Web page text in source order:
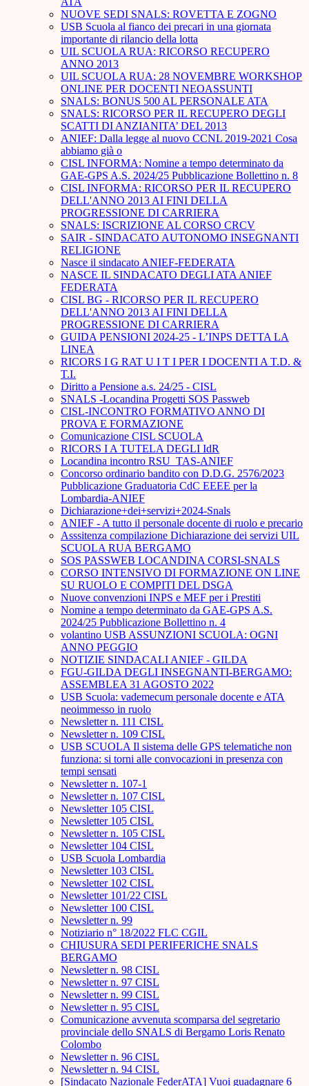
NUOVE SEDI SNALS: ROVETTA E ZOGNO
USB Scuola al fianco dei precari in una giornata
importante di rilancio della lotta
UIL SCUOLA RUA: RICORSO RECUPERO
ANNO 2013
UIL SCUOLA RUA: 28 NOVEMBRE WORKSHOP
ONLINE PER DOCENTI NEOASSUNTI
SNALS: BONUS 500 AL PERSONALE ATA
SNALS: RICORSO PER IL RECUPERO DEGLI
SCATTI DI ANZIANITA’ DEL 2013
ANIEF: Dalla legge al nuovo CCNL 2019-2021 Cosa
abbiamo già o
CISL INFORMA: Nomine a tempo determinato da
GAE-GPS A.S. 2024/25 Pubblicazione Bollettino n. 8
CISL INFORMA: RICORSO PER IL RECUPERO
DELL'ANNO 2013 AI FINI DELLA
PROGRESSIONE DI CARRIERA
SNALS: ISCRIZIONE AL CORSO CRCV
SAIR - SINDACATO AUTONOMO INSEGNANTI
RELIGIONE
Nasce il sindacato ANIEF-FEDERATA
NASCE IL SINDACATO DEGLI ATA ANIEF
FEDERATA
CISL BG - RICORSO PER IL RECUPERO
DELL'ANNO 2013 AI FINI DELLA
PROGRESSIONE DI CARRIERA
GUIDA PENSIONI 2024-25 - L’INPS DETTA LA
LINEA
RICORS I G RAT U I T I PER I DOCENTI A T.D. &
T.I.
Diritto a Pensione a.s. 24/25 - CISL
SNALS -Locandina Progetti SOS Passweb
CISL-INCONTRO FORMATIVO ANNO DI
PROVA E FORMAZIONE
Comunicazione CISL SCUOLA
RICORS I A TUTELA DEGLI IdR
Locandina incontro RSU_TAS-ANIEF
Concorso ordinario bandito con D.D.G. 2576/2023
Pubblicazione Graduatoria CdC EEEE per la
Lombardia-ANIEF
Dichiarazione+dei+servizi+2024-Snals
ANIEF - A tutto il personale docente di ruolo e precario
Asssitenza compilazione Dichiarazione dei servizi UIL
SCUOLA RUA BERGAMO
SOS PASSWEB LOCANDINA CORSI-SNALS
CORSO INTENSIVO DI FORMAZIONE ON LINE
SU RUOLO E COMPITI DEL DSGA
Nuove convenzioni INPS e MEF per i Prestiti
Nomine a tempo determinato da GAE-GPS A.S.
2024/25 Pubblicazione Bollettino n. 4
volantino USB ASSUNZIONI SCUOLA: OGNI
ANNO PEGGIO
NOTIZIE SINDACALI ANIEF - GILDA
FGU-GILDA DEGLI INSEGNANTI-BERGAMO:
ASSEMBLEA 31 AGOSTO 2022
USB Scuola: vademecum personale docente e ATA
neoimmesso in ruolo
Newsletter n. 111 CISL
Newsletter n. 109 CISL
USB SCUOLA Il sistema delle GPS telematiche non
funziona: si torni alle convocazioni in presenza con
tempi sensati
Newsletter n. 107-1
Newsletter n. 107 CISL
Newsletter 105 CISL
Newsletter 105 CISL
Newsletter n. 105 CISL
Newsletter 104 CISL
USB Scuola Lombardia
Newsletter 103 CISL
Newsletter 102 CISL
Newsletter 101/22 CISL
Newsletter 100 CISL
Newsletter n. 99
Notiziario n° 18/2022 FLC CGIL
CHIUSURA SEDI PERIFERICHE SNALS
BERGAMO
Newsletter n. 98 CISL
Newsletter n. 97 CISL
Newsletter n. 99 CISL
Newsletter n. 95 CISL
Comunicazione avvenuta scomparsa del segretario
provinciale dello SNALS di Bergamo Loris Renato
Colombo
Newsletter n. 96 CISL
Newsletter n. 94 CISL
[Sindacato Nazionale FederATA] Vuoi guadagnare 6